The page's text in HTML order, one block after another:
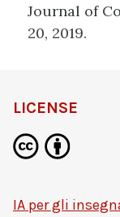
Journal of
20, 2019.
LICENSE
IA per gli